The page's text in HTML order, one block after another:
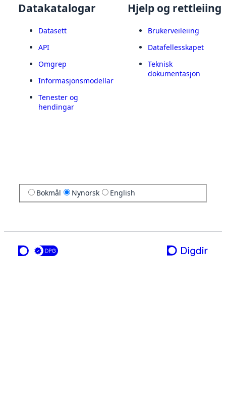
Datakatalogar
Datasett
API
Omgrep
Informasjonsmodellar
Tenester og
hendingar
Hjelp og rettleiing
Brukerveileiing
Datafellesskapet
Teknisk
dokumentasjon
Bokmål Nynorsk English